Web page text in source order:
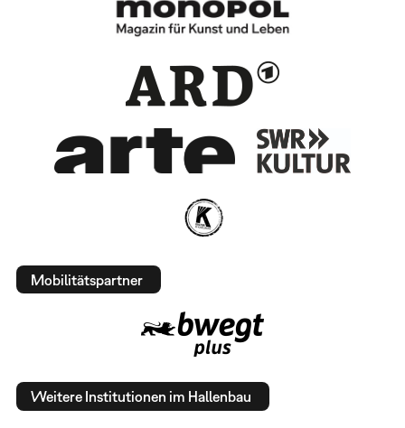
Mobilitätspartner
Weitere Institutionen im Hallenbau